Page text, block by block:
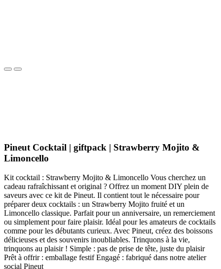
Pineut Cocktail | giftpack | Strawberry Mojito &
Limoncello
Kit cocktail : Strawberry Mojito & Limoncello Vous cherchez un
cadeau rafraîchissant et original ? Offrez un moment DIY plein de
saveurs avec ce kit de Pineut. Il contient tout le nécessaire pour
préparer deux cocktails : un Strawberry Mojito fruité et un
Limoncello classique. Parfait pour un anniversaire, un remerciement
ou simplement pour faire plaisir. Idéal pour les amateurs de cocktails
comme pour les débutants curieux. Avec Pineut, créez des boissons
délicieuses et des souvenirs inoubliables. Trinquons à la vie,
trinquons au plaisir ! Simple : pas de prise de tête, juste du plaisir
Prêt à offrir : emballage festif Engagé : fabriqué dans notre atelier
social Pineut